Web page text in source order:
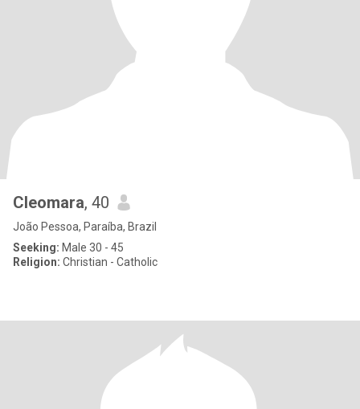
Cleomara, 40
João Pessoa, Paraíba, Brazil
Seeking: Male 30 - 45
Religion: Christian - Catholic